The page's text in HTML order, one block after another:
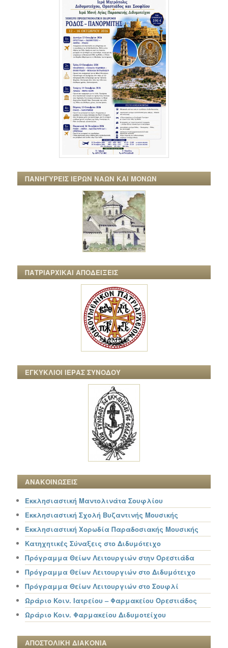
ΠΑΝΗΓΥΡΕΙΣ ΙΕΡΩΝ ΝΑΩΝ ΚΑΙ ΜΟΝΩΝ
ΠΑΤΡΙΑΡΧΙΚΑΙ ΑΠΟΔΕΙΞΕΙΣ
ΕΓΚΥΚΛΙΟΙ ΙΕΡΑΣ ΣΥΝΟΔΟΥ
ΑΝΑΚΟΙΝΩΣΕΙΣ
Εκκλησιαστική Μαντολινάτα Σουφλίου
Εκκλησιαστική Σχολή Βυζαντινής Μουσικής
Εκκλησιαστική Χορωδία Παραδοσιακής Μουσικής
Κατηχητικές Σύναξεις στο Διδυμότειχο
Πρόγραμμα Θείων Λειτουργιών στην Ορεστιάδα
Πρόγραμμα Θείων Λειτουργιών στο Διδυμότειχο
Πρόγραμμα Θείων Λειτουργιών στο Σουφλί
Ωράριο Κοιν. Ιατρείου – Φαρμακείου Ορεστιάδος
Ωράριο Κοιν. Φαρμακείου Διδυμοτείχου
ΑΠΟΣΤΟΛΙΚΗ ΔΙΑΚΟΝΙΑ